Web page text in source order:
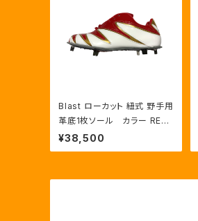
Blast ローカット 紐式 野手用
革底1枚ソール カラー RED:
GLD/WHT
¥38,500